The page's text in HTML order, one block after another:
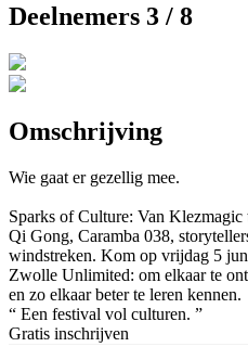
Deelnemers 3 / 8
Omschrijving
Wie gaat er gezellig mee.
Sparks of Culture: Van
Qi Gong, Caramba 038,
windstreken. Kom op vrijdag 5
Zwolle Unlimited: om elkaar te
en zo elkaar beter te leren kennen.
“ Een festival vol culturen. ”
Gratis inschrijven